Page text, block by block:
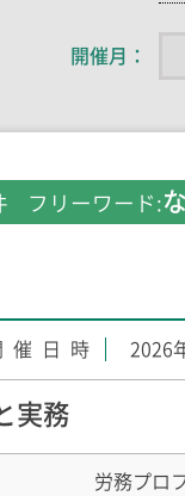
開催月
フリーワード:
2026
実務
労務プロ